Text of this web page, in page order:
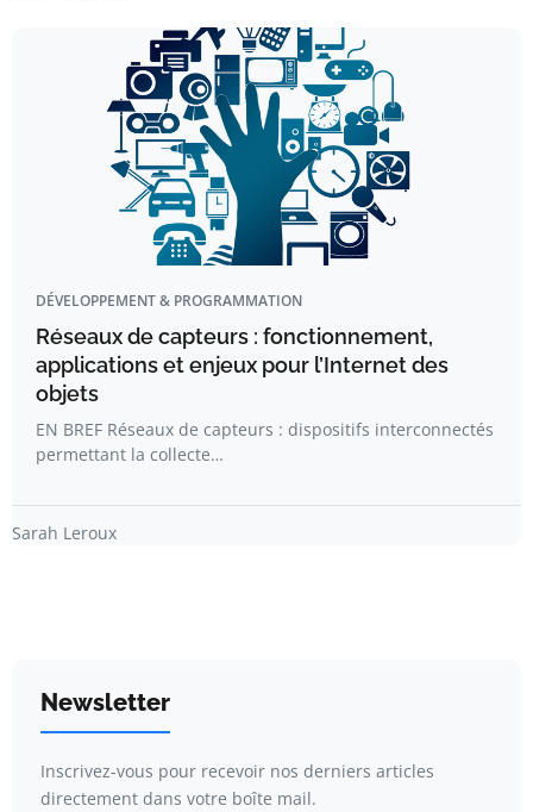
DÉVELOPPEMENT & PROGRAMMATION
Réseaux de capteurs : fonctionnement,
applications et enjeux pour l’Internet des
objets
EN BREF Réseaux de capteurs : dispositifs interconnectés
permettant la collecte…
Sarah Leroux
Newsletter
Inscrivez-vous pour recevoir nos derniers articles
directement dans votre boîte mail.